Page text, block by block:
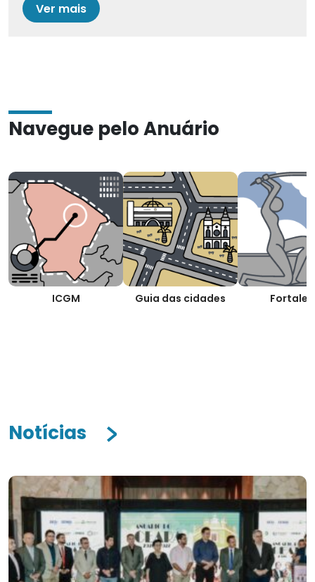
Ver mais
Navegue pelo Anuário
ICGM Guia das cidades
Notícias